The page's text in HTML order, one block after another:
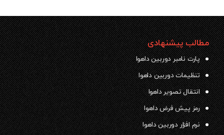
مطالب پیشنهادی
پارت نامبر دوربین داهوا
تنظیمات دوربین داهوا
انتقال تصویر داهوا
رمز پیش فرض داهوا
نرم افزار دوربین داهوا